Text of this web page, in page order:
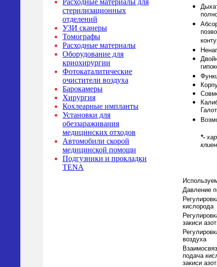
Расходные материалы для
стерилизационных
отделений
УЗИ сканеры
Томографы
Расходные материалы
Оборудование для
криохирургии
Фотокаталитические
очистители воздуха
Барокамеры
Хирургия
Кохлеарные импланты
Установки для
обеззараживания
медицинских отходов
Автомобили скорой
медицинской помощи
Подгузники и прокладки
TENA
*-
Давление
кислорода
закиси
воздуха
подача
закиси